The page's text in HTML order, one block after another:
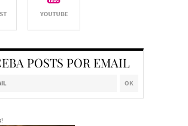
POSTS POR EMAIL